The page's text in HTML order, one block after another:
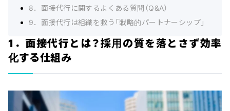
8．面接代行に関するよくある質問（Q&A）
9．面接代行は組織を救う「戦略的パートナーシップ」
1．面接代行とは？採用の質を落とさず効率
化する仕組み